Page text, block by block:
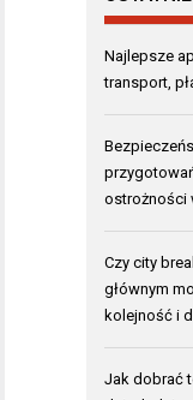
Najlepsze
transport,
ostrożności
Czy city
głównym
kolejność i
Jak dobrać